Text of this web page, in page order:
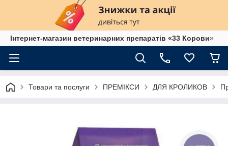
Інтернет-магазин ветеринарних препаратів «33 Корови»
Товари та послуги ПРЕМІКСИ ДЛЯ КРОЛИКОВ